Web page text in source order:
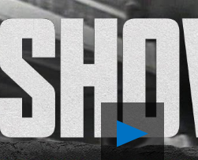
video
Jackie